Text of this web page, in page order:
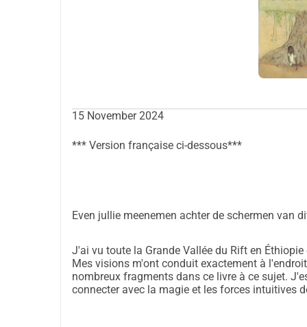
à eux-mêmes pendant un moment. Le livre
l'enfant, un contact plus profond avec eux-
Collecte de fonds pour l'impression du livre.
Impression du livre chez l'imprimerie Zwart op wit
Début de la distribution du livre en amharique/
La version néerlandaise sera publiée !
Estimation des coûts
Coût d'impression : 2100 euros
15 November 2024
*** Version française ci-dessous***
Even jullie meenemen achter de schermen van
J'ai vu toute la Grande Vallée du Rift en
Mes visions m'ont conduit exactement à
nombreux fragments dans ce livre à ce sujet.
connecter avec la magie et les forces intuitives